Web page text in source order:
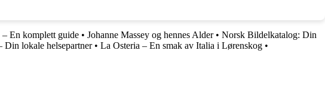
En komplett guide • Johanne Massey og hennes Alder• Norsk Bildelkatalog: Din
Din lokale helsepartner• La Osteria – En smak av Italia i Lørenskog •